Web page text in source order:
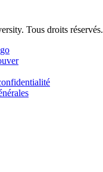
Tous droits réservés.